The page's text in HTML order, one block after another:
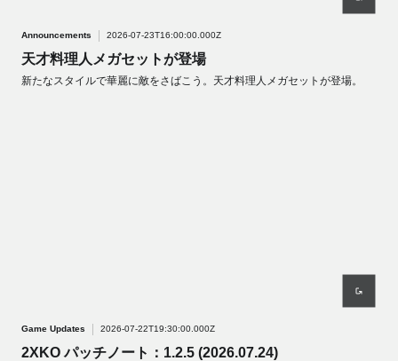
Announcements 2026-07-23T16:00:00.000Z
天才料理人メガセットが登場
新たなスタイルで華麗に敵をさばこう。天才料理人メガセットが登場。
Game Updates 2026-07-22T19:30:00.000Z
2XKO パッチノート：1.2.5 (2026.07.24)